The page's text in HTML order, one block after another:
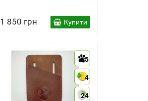
1 850 грн Купити
5
4
24